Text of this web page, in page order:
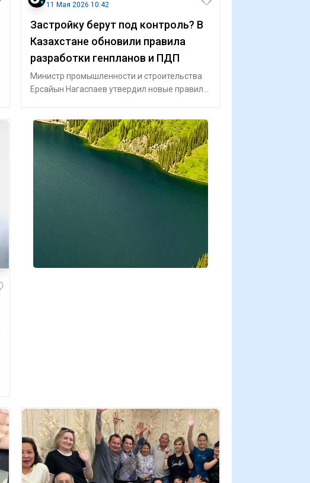
11 Мая 2026 10:42
Застройку берут под контроль? В
Казахстане обновили правила
разработки генпланов и ПДП
Министр промышленности и строительства
Ерсайын Нагаспаев утвердил новые правила